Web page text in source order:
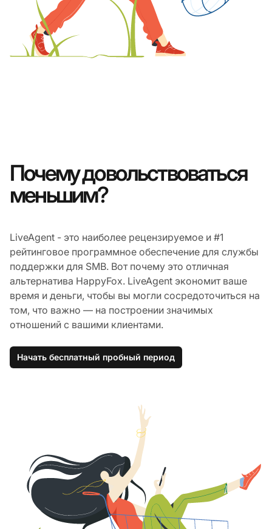
Почему довольствоваться
меньшим?
LiveAgent - это наиболее рецензируемое и #1
рейтинговое программное обеспечение для службы
поддержки для SMB. Вот почему это отличная
альтернатива HappyFox. LiveAgent экономит ваше
время и деньги, чтобы вы могли сосредоточиться на
том, что важно — на построении значимых
отношений с вашими клиентами.
Начать бесплатный пробный период